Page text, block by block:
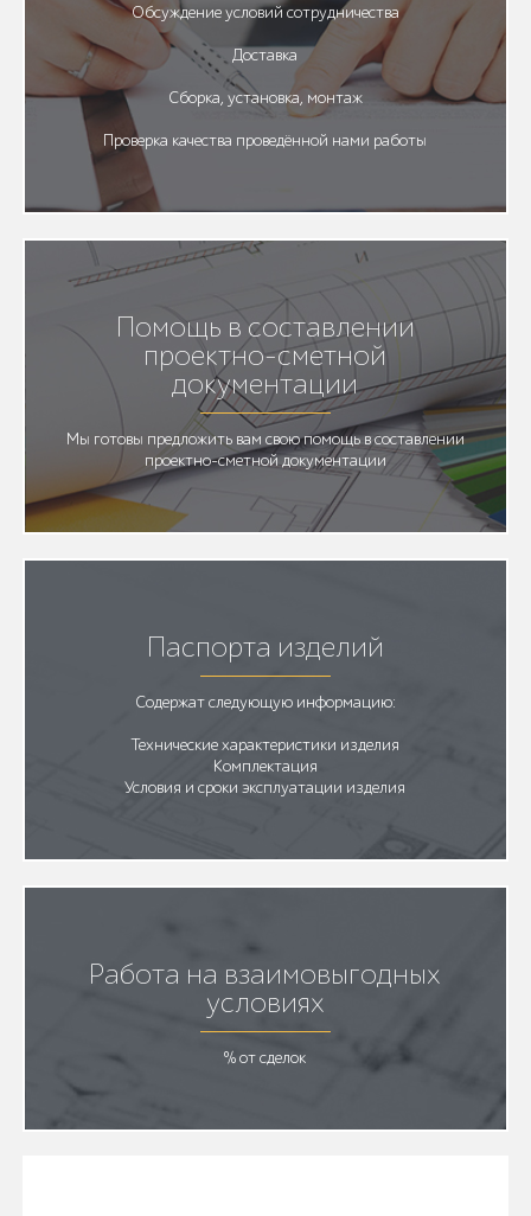
Обсуждение условий сотрудничества
Доставка
Сборка, установка, монтаж
Проверка качества проведённой нами работы
Помощь в составлении
проектно-сметной
документации
Мы готовы предложить вам свою помощь в составлении
проектно-сметной документации
Паспорта изделий
Содержат следующую информацию:
Технические характеристики изделия
Комплектация
Условия и сроки эксплуатации изделия
Работа на взаимовыгодных
условиях
% от сделок